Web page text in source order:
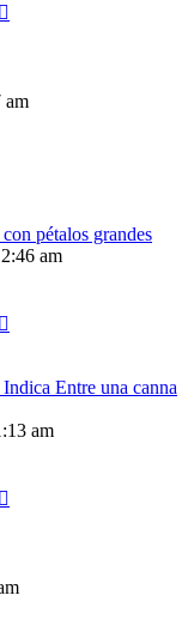
am
pétalos grandes
am
Entre una canna
am